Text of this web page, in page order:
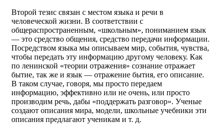
Второй тезис связан с местом языка и речи в
человеческой жизни. В соответствии с
общераспространенным, «школьным», пониманием язык
— это средство общения, средство передачи информации.
Посредством языка мы описываем мир, события, чувства,
чтобы передать эту информацию другому человеку. Как
по ленинской «теории отражения» сознание отражает
бытие, так же и язык — отражение бытия, его описание.
В таком случае, говоря, мы просто передаем
информацию, эффективно или не очень, или просто
производим речь, дабы «поддержать разговор». Ученые
создают описания мира, модели, школьные учебники эти
описания предлагают ученикам и т. д.